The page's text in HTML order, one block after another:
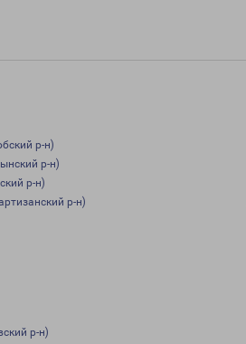
р-н)
р-н)
р-н)
р-н)
р-н)